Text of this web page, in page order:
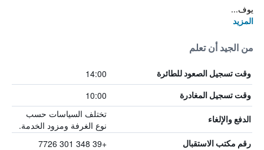
يوف...
المزيد
من الجيد أن تعلم
وقت تسجيل الصعود للطائرة 14:00
وقت تسجيل المغادرة 10:00
الدفع والإلغاء
تختلف السياسات حسب
نوع الغرفة ومزود الخدمة.
رقم مكتب الاستقبال +39 348 301 7726